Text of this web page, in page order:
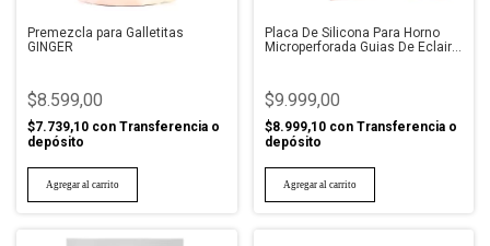
Premezcla para Galletitas
GINGER
$8.599,00
$7.739,10 con Transferencia o
depósito
Placa De Silicona Para Horno
Microperforada Guias De Eclairs
$9.999,00
$8.999,10 con Transferencia o
depósito